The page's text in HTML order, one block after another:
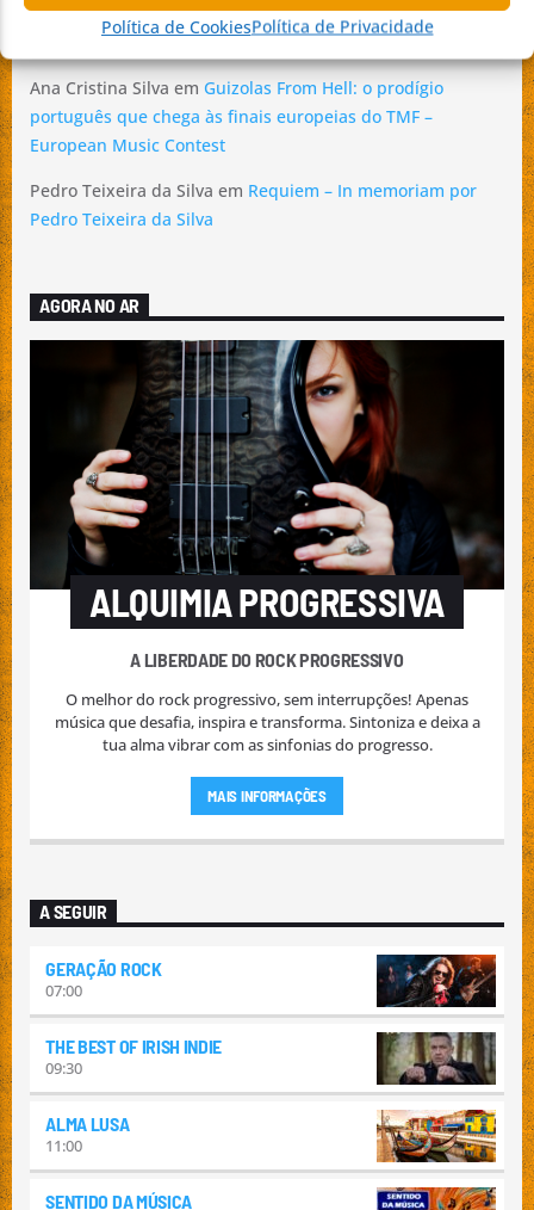
Política de CookiesPolítica de Privacidade
ROSY NUNESemRequiem – In memoriam por Pedro
Teixeira da Silva
Ana Cristina Silva emGuizolas From Hell: o prodígio
português que chega às finais europeias do TMF –
European Music Contest
Pedro Teixeira da Silva em Requiem – In memoriam por
Pedro Teixeira da Silva
AGORA NO AR
ALQUIMIA PROGRESSIVA
A LIBERDADE DO ROCK PROGRESSIVO
O melhor do rock progressivo, sem interrupções! Apenas
música que desafia, inspira e transforma. Sintoniza e deixa a
tua alma vibrar com as sinfonias do progresso.
MAIS INFORMAÇÕES
A SEGUIR
GERAÇÃO ROCK
07:00
THE BEST OF IRISH INDIE
09:30
ALMA LUSA
11:00
SENTIDO DA MÚSICA